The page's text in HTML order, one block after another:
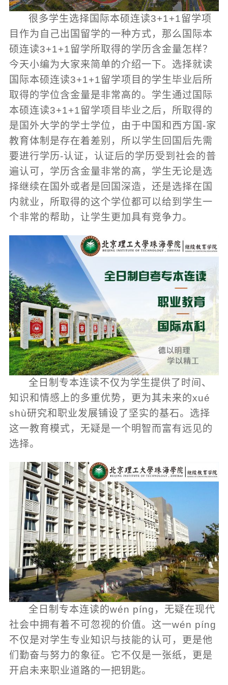
很多学生选择国际本硕连读3+1+1留学项
目作为自己出国留学的一种方式，那么国际本
硕连读3+1+1留学所取得的学历含金量怎样？
今天小编为大家来简单的介绍一下。选择就读
国际本硕连读3+1+1留学项目的学生毕业后所
取得的学位含金量是非常高的。学生通过国际
本硕连读3+1+1留学项目毕业之后，所取得的
是国外大学的学士学位，由于中国和西方国-家
教育体制是存在着差别，所以学生回国后先需
要进行学历-认证，认证后的学历受到社会的普
遍认可，学历含金量非常的高，学生无论是选
择继续在国外或者是回国深造，还是选择在国
内就业，所取得的这个学位都可以给到学生一
个非常的帮助，让学生更加具有竞争力。
全日制专本连读不仅为学生提供了时间、
知识和情感上的多重优势，更为其未来的xué
shù研究和职业发展铺设了坚实的基石。选择
这一教育模式，无疑是一个明智而富有远见的
选择。
全日制专本连读的wén píng，无疑在现代
社会中拥有着不可忽视的价值。这一wén píng
不仅是对学生专业知识与技能的认可，更是他
们勤奋与努力的象征。它不仅是一张纸，更是
开启未来职业道路的一把钥匙。